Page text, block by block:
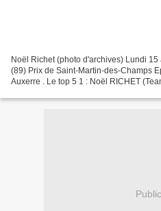
Noël Richet (photo d'archives) Lundi 15 août 2022 Saint-Martin-des-Champs
(89) Prix de Saint-Martin-des-Champs
Auxerre . Le top 5 1 : Noël RICHET